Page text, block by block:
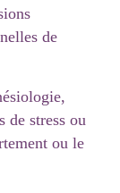
de
de stress ou
ou le